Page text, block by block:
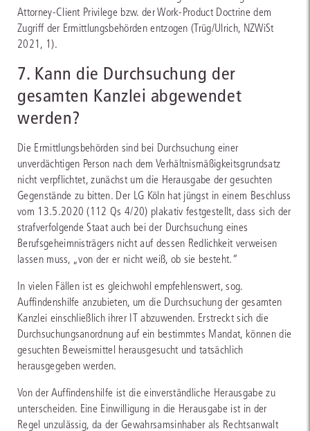
Attorney-Client Privilege bzw. der Work-Product Doctrine dem
Zugriff der Ermittlungsbehörden entzogen (Trüg/Ulrich, NZWiSt
2021, 1).
7. Kann die Durchsuchung der
gesamten Kanzlei abgewendet
werden?
Die Ermittlungsbehörden sind bei Durchsuchung einer
unverdächtigen Person nach dem Verhältnismäßigkeitsgrundsatz
nicht verpflichtet, zunächst um die Herausgabe der gesuchten
Gegenstände zu bitten. Der LG Köln hat jüngst in einem Beschluss
vom 13.5.2020 (112 Qs 4/20) plakativ festgestellt, dass sich der
strafverfolgende Staat auch bei der Durchsuchung eines
Berufsgeheimnisträgers nicht auf dessen Redlichkeit verweisen
lassen muss, „von der er nicht weiß, ob sie besteht.“
In vielen Fällen ist es gleichwohl empfehlenswert, sog.
Auffindenshilfe anzubieten, um die Durchsuchung der gesamten
Kanzlei einschließlich ihrer IT abzuwenden. Erstreckt sich die
Durchsuchungsanordnung auf ein bestimmtes Mandat, können die
gesuchten Beweismittel herausgesucht und tatsächlich
herausgegeben werden.
Von der Auffindenshilfe ist die einverständliche Herausgabe zu
unterscheiden. Eine Einwilligung in die Herausgabe ist in der
Regel unzulässig, da der Gewahrsamsinhaber als Rechtsanwalt